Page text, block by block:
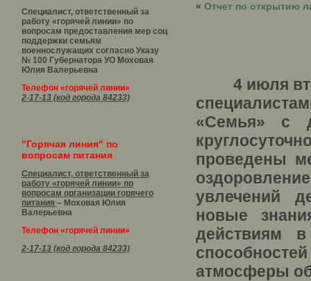
Специалист, ответственный за
работу «горячей линии» по
вопросам предоставления мер соц
поддержки семьям
военнослужащих согласно Указу
№ 100 Губернатора УОМоховая
Юлия Валерьевна
Телефон «горячей линии»
2-17-13 (код города 84233)
"Горячая линия" по
вопросам питания
Специалист, ответственный за
работу «горячей линии» по
вопросам организации горячего
питания – Моховая Юлия
Валерьевна
Телефон «горячей линии»
2-17-13 (код города 84233)
« Отчет по открытию
4 июля
«Семья» с
проведены
увлечений
новые
действиям в
атмосферы